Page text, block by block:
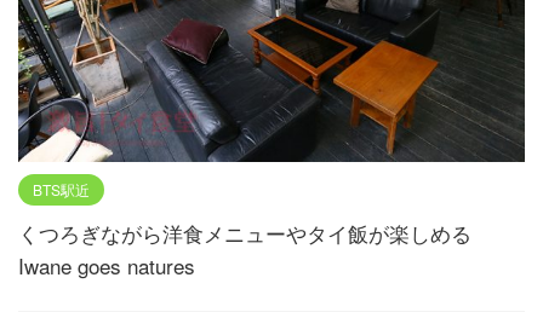
BTS駅近
くつろぎながら洋食メニューやタイ飯が楽しめる
Iwane goes natures